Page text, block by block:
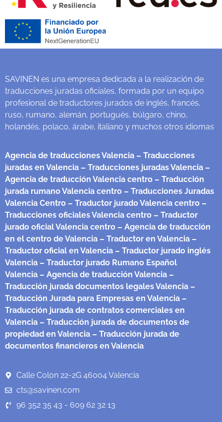
SAVINEN es una empresa dedicada a la realización de
traducciones juradas oficiales, formada por un equipo
profesional de traductores jurados de inglés, francés,
ruso, rumano, alemán, portugués, búlgaro, chino,
holandés, polaco, árabe, italiano y muchos otros idiomas
Agencia de traducciones Valencia – Traducciones
juradas en Valencia – Traducciones juradas Valencia –
Agencia de traducción Valencia centro – Traducción
jurada rumano Valencia centro – Traducciones Juradas
Valencia Centro – Traductor jurado Valencia centro –
Traducciones oficiales Valencia centro – Traductor
jurado oficial Valencia centro – Agencia de traducción
en el centro de Valencia – Traductor en Valencia –
Traductor oficial en Valencia – Traductor jurado inglés
Valencia – Traductor jurado Rumano Español
Valencia – Agencia de traducción Valencia –
Traducción jurada documentos legales Valencia –
Traducción Jurada para Empresas en Valencia –
Traducción jurada de contratos comerciales en
Valencia – Traducción jurada de documentos de
propiedad en Valencia – Traducción jurada de
documentos financieros en Valencia
Calle Colon 22-2G 46004 Valencia
cts@savinen.com
96 352 35 43 - 609 62 32 13